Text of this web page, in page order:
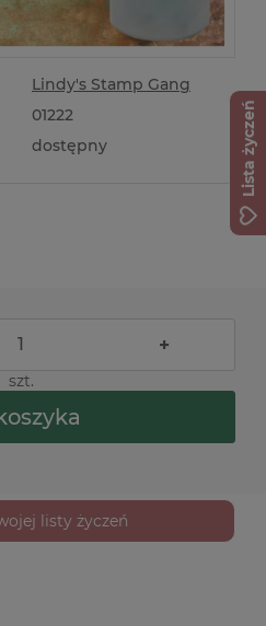
Lindy's Stamp Gang
01222
dostępny
+
szt.
listy życzeń
Lista życzeń